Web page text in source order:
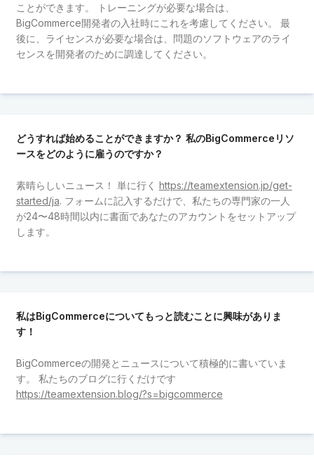
ことができます。 トレーニングが必要な場合は、
BigCommerce開発者の入社時にこれを考慮してください。 最
後に、ライセンスが必要な場合は、問題のソフトウェアのライ
センスを開発者のために調達してください。
どうすれば始めることができますか？ 私のBigCommerceリソ
ースをどのように雇うのですか？
素晴らしいニュース！ 単に行く https://teamextension.jp/get-
started/ja. フォームに記入するだけで、私たちの専門家の一人
が24〜48時間以内に書面であなたのアカウントをセットアップ
します。
私はBigCommerceについてもっと読むことに興味がありま
す！
BigCommerceの開発とニュースについて積極的に書いていま
す。 私たちのブログに行くだけです
https://teamextension.blog/?s=bigcommerce